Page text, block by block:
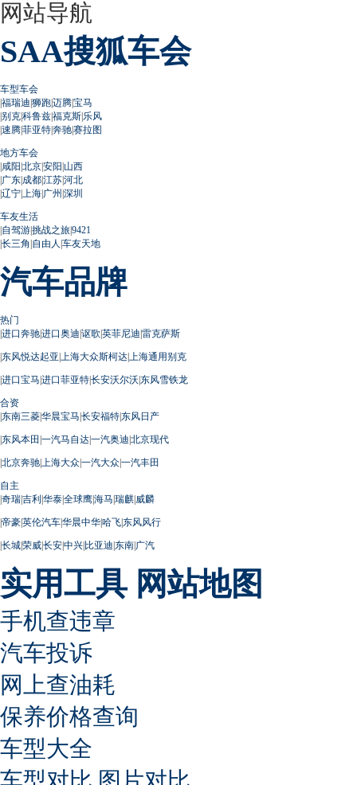
网站导航
SAA搜狐车会
车型车会
|福瑞迪|狮跑|迈腾|宝马
|别克|科鲁兹|福克斯|乐风
|速腾|菲亚特|奔驰|赛拉图
地方车会
|咸阳|北京|安阳|山西
|广东|成都|江苏|河北
|辽宁| 上海|广州 |深圳
车友生活
|自驾游|挑战之旅|9421
|长三角 |自由人 |车友天地
汽车品牌
热门
|进口奔驰|进口奥迪|讴歌|英菲尼迪|雷克萨斯
|东风悦达起亚| 上海大众斯柯达| 上海通用别克
|进口宝马|进口菲亚特|长安沃尔沃|东风雪铁龙
合资
|东南三菱|华晨宝马|长安福特|东风日产
|东风本田 |一汽马自达|一汽奥迪|北京现代
|北京奔驰| 上海大众|一汽大众|一汽丰田
自主
|奇瑞|吉利|华泰|全球鹰|海马|瑞麒|威麟
|帝豪|英伦汽车|华晨中华|哈飞|东风风行
|长城|荣威|长安|中兴|比亚迪|东南|广汽
实用工具 网站地图
手机查违章
汽车投诉
网上查油耗
保养价格查询
车型大全
车型对比 图片对比